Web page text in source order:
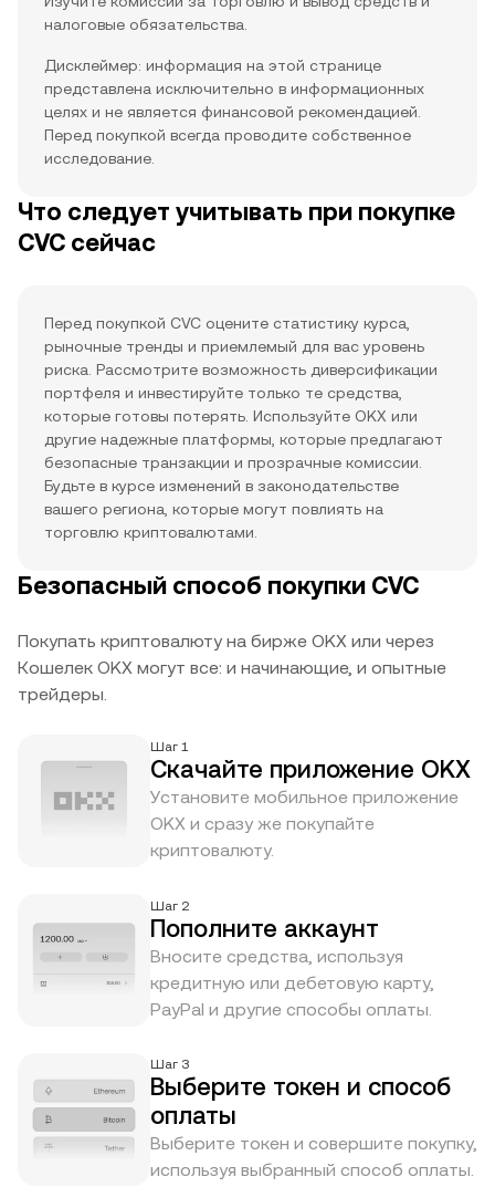
налоговые обязательства.
Дисклеймер: информация на этой странице
представлена исключительно в информационных
целях и не является финансовой рекомендацией.
Перед покупкой всегда проводите собственное
исследование.
Что следует учитывать при покупке
CVC сейчас
Перед покупкой CVC оцените статистику курса,
рыночные тренды и приемлемый для вас уровень
риска. Рассмотрите возможность диверсификации
портфеля и инвестируйте только те средства,
которые готовы потерять. Используйте OKX или
другие надежные платформы, которые предлагают
безопасные транзакции и прозрачные комиссии.
Будьте в курсе изменений в законодательстве
вашего региона, которые могут повлиять на
торговлю криптовалютами.
Безопасный способ покупки CVC
Покупать криптовалюту на бирже OKX или через
Кошелек OKX могут все: и начинающие, и опытные
трейдеры.
Шаг 1
Скачайте приложение OKX
Установите мобильное приложение
OKX и сразу же покупайте
криптовалюту.
Шаг 2
Пополните аккаунт
Вносите средства, используя
кредитную или дебетовую карту,
PayPal и другие способы оплаты.
Шаг 3
Выберите токен и способ
оплаты
Выберите токен и совершите покупку,
используя выбранный способ оплаты.